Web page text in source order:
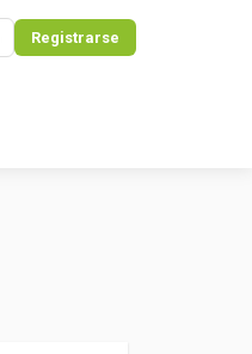
Registrarse